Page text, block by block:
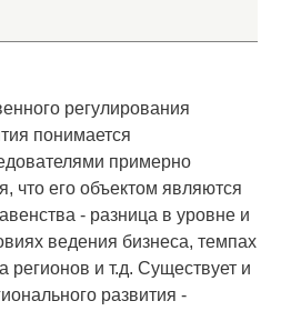
регулирования
понимается
примерно
что его объектом являются
- разница в уровне и
ведения бизнеса, темпах
регионов и т.д. Существует и
развития -